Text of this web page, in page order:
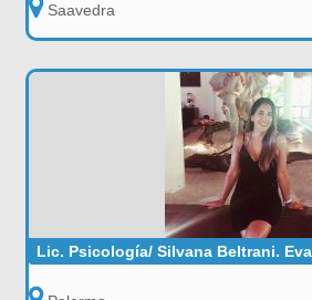
Saavedra
Lic. Psicología/ Silvana Beltrani.